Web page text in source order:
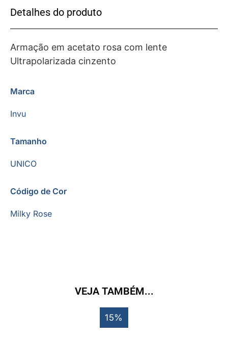
Detalhes do produto
Armação em acetato rosa com lente
Ultrapolarizada cinzento
Marca
Invu
Tamanho
UNICO
Código de Cor
Milky Rose
VEJA TAMBÉM...
15%